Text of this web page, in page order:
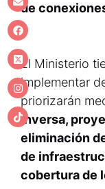
de
El Ministerio
implementar
priorizarán
inversa,
eliminación
de
cobertura de